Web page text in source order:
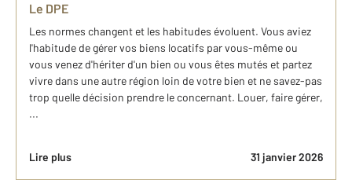
Le DPE
Les normes changent et les habitudes évoluent. Vous aviez
l'habitude de gérer vos biens locatifs par vous-même ou
vous venez d'hériter d'un bien ou vous êtes mutés et partez
vivre dans une autre région loin de votre bien et ne savez-pas
trop quelle décision prendre le concernant. Louer, faire gérer,
...
Lire plus 31 janvier 2026